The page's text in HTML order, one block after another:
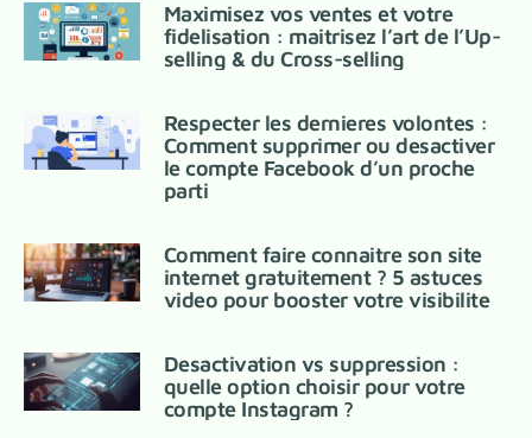
Maximisez vos ventes et votre
fidelisation : maitrisez l’art de l’Up-
selling & du Cross-selling
Respecter les dernieres volontes :
Comment supprimer ou desactiver
le compte Facebook d’un proche
parti
Comment faire connaitre son site
internet gratuitement ? 5 astuces
video pour booster votre visibilite
Desactivation vs suppression :
quelle option choisir pour votre
compte Instagram ?